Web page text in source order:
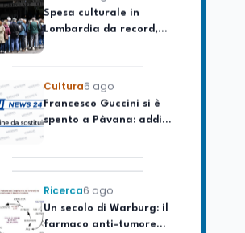
Lombardia da record,
ma la voragine Nord-
spento a Pàvana: addio
Un secolo di Warburg: il
farmaco anti-tumore
che accende la glicolisi